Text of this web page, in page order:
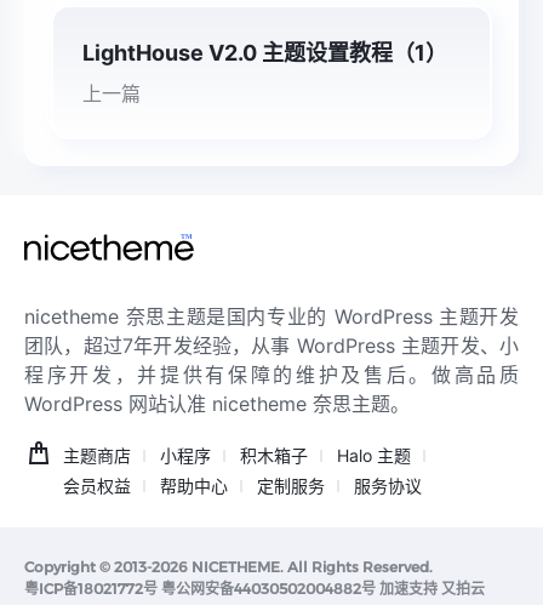
LightHouse V2.0 主题设置教程（1）
上一篇
nicetheme 奈思主题是国内专业的 WordPress 主题开发
团队，超过7年开发经验，从事 WordPress 主题开发、小
程序开发，并提供有保障的维护及售后。做高品质
WordPress 网站认准 nicetheme 奈思主题。
主题商店 小程序 积木箱子
Halo 主题
会员权益
帮助中心 定制服务 服务协议
Copyright © 2013-2026 NICETHEME. All Rights Reserved.
粤ICP备18021772号 粤公网安备44030502004882号 加速支持 又拍云